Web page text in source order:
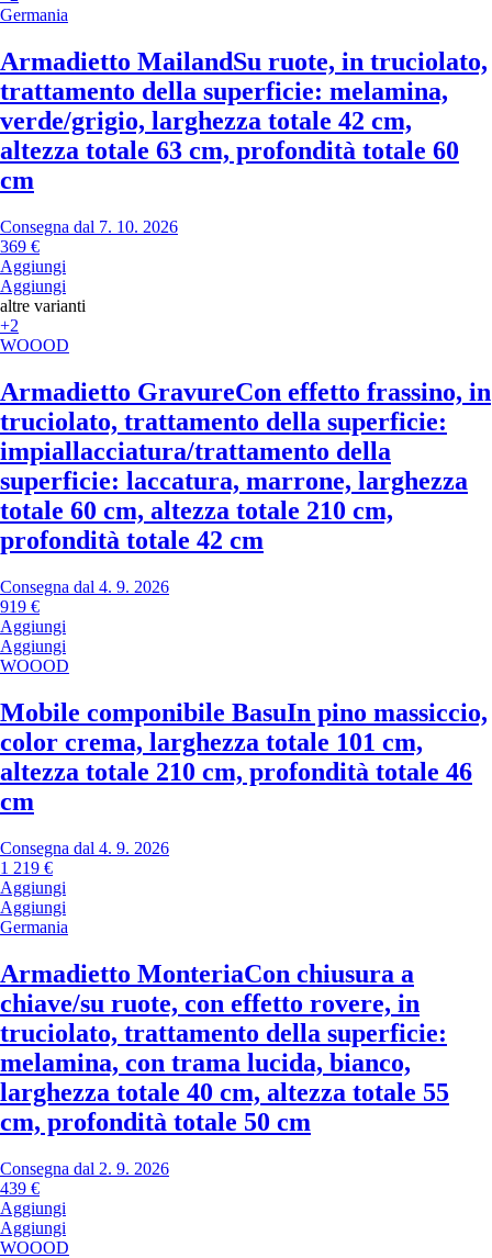
Germania
Armadietto MailandSu ruote, in truciolato,
trattamento della superficie: melamina,
verde/grigio, larghezza totale 42 cm,
altezza totale 63 cm, profondità totale 60
cm
Consegna dal 7. 10. 2026
369 €
Aggiungi
Aggiungi
altre varianti
+2
WOOOD
Armadietto GravureCon effetto frassino, in
truciolato, trattamento della superficie:
impiallacciatura/trattamento della
superficie: laccatura, marrone, larghezza
totale 60 cm, altezza totale 210 cm,
profondità totale 42 cm
Consegna dal 4. 9. 2026
919 €
Aggiungi
Aggiungi
WOOOD
Mobile componibile BasuIn pino massiccio,
color crema, larghezza totale 101 cm,
altezza totale 210 cm, profondità totale 46
cm
Consegna dal 4. 9. 2026
1 219 €
Aggiungi
Aggiungi
Germania
Armadietto MonteriaCon chiusura a
chiave/su ruote, con effetto rovere, in
truciolato, trattamento della superficie:
melamina, con trama lucida, bianco,
larghezza totale 40 cm, altezza totale 55
cm, profondità totale 50 cm
Consegna dal 2. 9. 2026
439 €
Aggiungi
Aggiungi
WOOOD